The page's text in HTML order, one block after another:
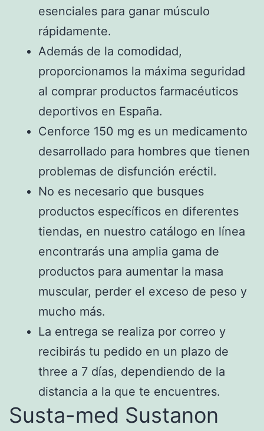
esenciales para ganar músculo
rápidamente.
Además de la comodidad,
proporcionamos la máxima seguridad
al comprar productos farmacéuticos
deportivos en España.
Cenforce 150 mg es un medicamento
desarrollado para hombres que tienen
problemas de disfunción eréctil.
No es necesario que busques
productos específicos en diferentes
tiendas, en nuestro catálogo en línea
encontrarás una amplia gama de
productos para aumentar la masa
muscular, perder el exceso de peso y
mucho más.
La entrega se realiza por correo y
recibirás tu pedido en un plazo de
three a 7 días, dependiendo de la
distancia a la que te encuentres.
Susta-med Sustanon